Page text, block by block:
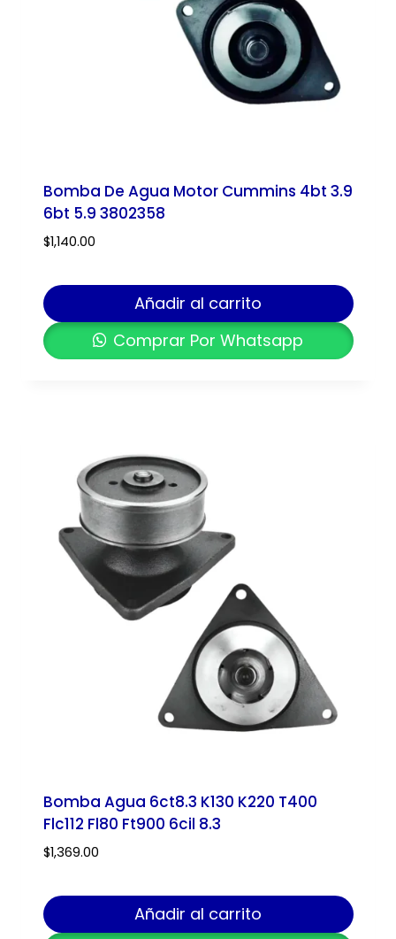
Bomba De Agua Motor Cummins 4bt 3.9
6bt 5.9 3802358
$1,140.00
Añadir al carrito
Comprar Por Whatsapp
Bomba Agua 6ct8.3 K130 K220 T400
Flc112 Fl80 Ft900 6cil 8.3
$1,369.00
Añadir al carrito